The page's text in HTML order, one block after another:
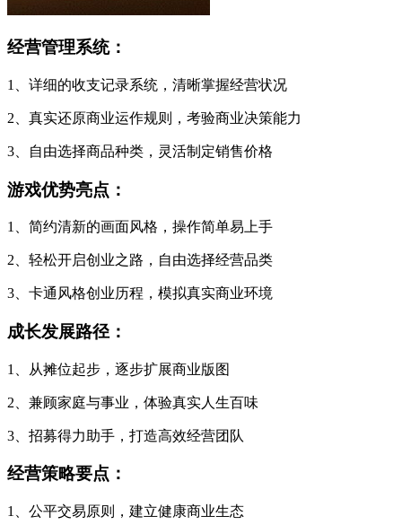
经营管理系统：
1、详细的收支记录系统，清晰掌握经营状况
2、真实还原商业运作规则，考验商业决策能力
3、自由选择商品种类，灵活制定销售价格
游戏优势亮点：
1、简约清新的画面风格，操作简单易上手
2、轻松开启创业之路，自由选择经营品类
3、卡通风格创业历程，模拟真实商业环境
成长发展路径：
1、从摊位起步，逐步扩展商业版图
2、兼顾家庭与事业，体验真实人生百味
3、招募得力助手，打造高效经营团队
经营策略要点：
1、公平交易原则，建立健康商业生态